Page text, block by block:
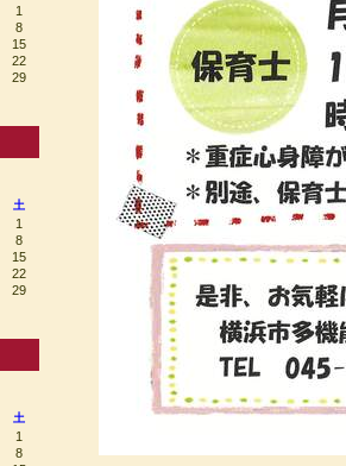
1
8
15
22
29
土
1
8
15
22
29
土
1
8